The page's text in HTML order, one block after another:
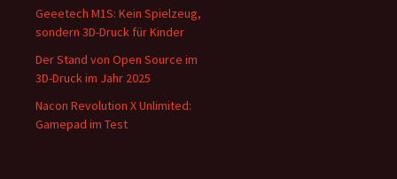
Geeetech M1S: Kein Spielzeug,
sondern 3D-Druck für Kinder
Der Stand von Open Source im
3D-Druck im Jahr 2025
Nacon Revolution X Unlimited:
Gamepad im Test